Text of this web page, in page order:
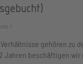
gehören zu
Jahren beschäftigen wir